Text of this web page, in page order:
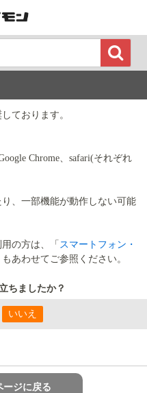
ております。
Chrome、safari(それぞれ
、一部機能が動作しない可能
の方は、「 スマートフォン・
もあわせてご参照ください。
ちましたか？
ージに戻る